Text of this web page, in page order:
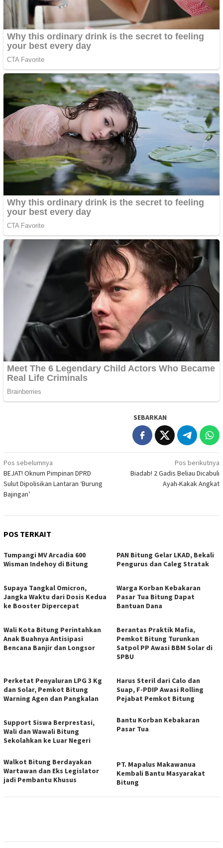
SEBARKAN
Navigasi
pos
Pos sebelumnya
BEJAT! Oknum Pimpinan DPRD
Sulut Dipolisikan Lantaran ‘Burung
Bajingan’
Pos berikutnya
Biadab! 2 Gadis Beliau Dicabuli
Ayah-Kakak Angkat
POS TERKAIT
Tumpangi MV Arcadia 600
Wisman Indehoy di Bitung
PAN Bitung Gelar LKAD, Bekali
Pengurus dan Caleg Stratak
Supaya Tangkal Omicron,
Jangka Waktu dari Dosis Kedua
ke Booster Dipercepat
Warga Korban Kebakaran
Pasar Tua Bitung Dapat
Bantuan Dana
Wali Kota Bitung Perintahkan
Anak Buahnya Antisipasi
Bencana Banjir dan Longsor
Berantas Praktik Mafia,
Pemkot Bitung Turunkan
Satpol PP Awasi BBM Solar di
SPBU
Perketat Penyaluran LPG 3 Kg
dan Solar, Pemkot Bitung
Warning Agen dan Pangkalan
Harus Steril dari Calo dan
Suap, F-PDIP Awasi Rolling
Pejabat Pemkot Bitung
Support Siswa Berprestasi,
Wali dan Wawali Bitung
Sekolahkan ke Luar Negeri
Bantu Korban Kebakaran
Pasar Tua
Walkot Bitung Berdayakan
Wartawan dan Eks Legislator
jadi Pembantu Khusus
PT. Mapalus Makawanua
Kembali Bantu Masyarakat
Bitung